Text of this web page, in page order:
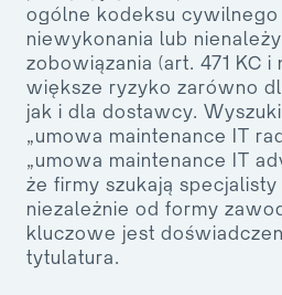
ogólne kodeksu
niewykonania lub
zobowiązania (art. 471 KC
większe ryzyko zarówno
jak i dla dostawcy.
„umowa maintenance IT
„umowa maintenance IT
że firmy szukają
niezależnie od formy
kluczowe jest
tytulatura.